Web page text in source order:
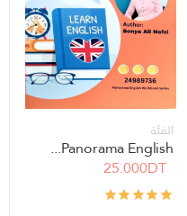
الفئة
Panorama English...
25.000DT